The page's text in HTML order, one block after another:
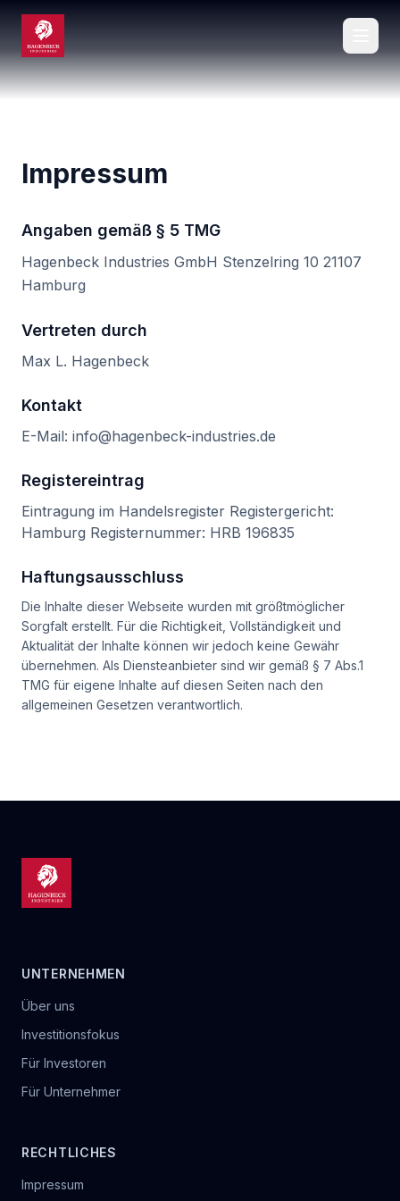
Impressum
Angaben gemäß § 5 TMG
Hagenbeck Industries GmbH Stenzelring 10 21107
Hamburg
Vertreten durch
Max L. Hagenbeck
Kontakt
E-Mail: info@hagenbeck-industries.de
Registereintrag
Eintragung im Handelsregister Registergericht:
Hamburg Registernummer: HRB 196835
Haftungsausschluss
Die Inhalte dieser Webseite wurden mit größtmöglicher
Sorgfalt erstellt. Für die Richtigkeit, Vollständigkeit und
Aktualität der Inhalte können wir jedoch keine Gewähr
übernehmen. Als Diensteanbieter sind wir gemäß § 7 Abs.1
TMG für eigene Inhalte auf diesen Seiten nach den
allgemeinen Gesetzen verantwortlich.
UNTERNEHMEN
Über uns
Investitionsfokus
Für Investoren
Für Unternehmer
RECHTLICHES
Impressum